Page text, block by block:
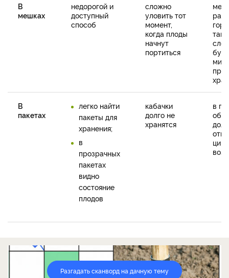
В
мешках
недорогой и
доступный
способ
сложно
уловить тот
момент,
когда плоды
начнут
портиться
так
В
пакетах
легко найти
пакеты для
хранения;
в
прозрачных
пакетах
видно
состояние
плодов
кабачки
долго не
хранятся
в
Разгадать сканворд на дачную тему